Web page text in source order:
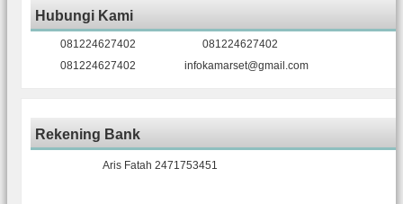
Hubungi Kami
081224627402
081224627402
081224627402
infokamarset@gmail.com
Rekening Bank
Aris Fatah 2471753451